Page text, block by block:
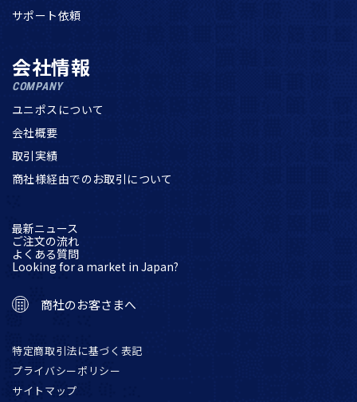
サポート依頼
会社情報
COMPANY
ユニポスについて
会社概要
取引実績
商社様経由でのお取引について
最新ニュース
ご注文の流れ
よくある質問
Looking for a market in Japan?
商社のお客さまへ
特定商取引法に基づく表記
プライバシーポリシー
サイトマップ